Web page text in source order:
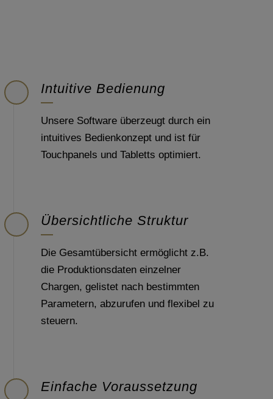
Intuitive Bedienung
Unsere Software überzeugt durch ein
intuitives Bedienkonzept und ist für
Touchpanels und Tabletts optimiert.
Übersichtliche Struktur
Die Gesamtübersicht ermöglicht z.B.
die Produktionsdaten einzelner
Chargen, gelistet nach bestimmten
Parametern, abzurufen und flexibel zu
steuern.
Einfache Voraussetzung